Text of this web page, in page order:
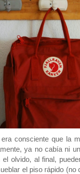
consciente que la
ya no cabía ni
olvido, al final,
el piso rápido